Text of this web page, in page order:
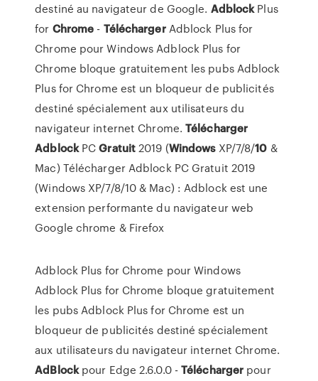
destiné au navigateur de Google. AdblockPlus
for Chrome - TéléchargerAdblock Plus for
Chrome pour Windows Adblock Plus for
Chrome bloque gratuitement les pubs Adblock
Plus for Chrome est un bloqueur de publicités
destiné spécialement aux utilisateurs du
navigateur internet Chrome.Télécharger
AdblockPCGratuit2019 (WindowsXP/7/8/10 &
Mac) Télécharger Adblock PC Gratuit 2019
(Windows XP/7/8/10 & Mac) : Adblock est une
extension performante du navigateur web
Google chrome & Firefox
Adblock Plus for Chrome pour Windows
Adblock Plus for Chrome bloque gratuitement
les pubs Adblock Plus for Chrome est un
bloqueur de publicités destiné spécialement
aux utilisateurs du navigateur internet Chrome.
AdBlockpour Edge 2.6.0.0 -Télécharger pour